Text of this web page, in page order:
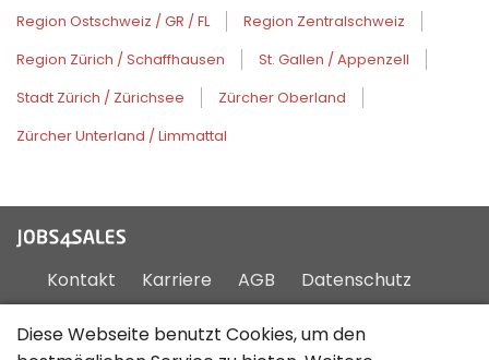
Region Ostschweiz / GR / FL
Region Zentralschweiz
Region Zürich / Schaffhausen
St. Gallen / Appenzell
Stadt Zürich / Zürichsee
Zürcher Oberland
Zürcher Unterland / Limmattal
Kontakt Karriere AGB
Datenschutz
Impressum
Sitemap
Diese Webseite benutzt Cookies, um den